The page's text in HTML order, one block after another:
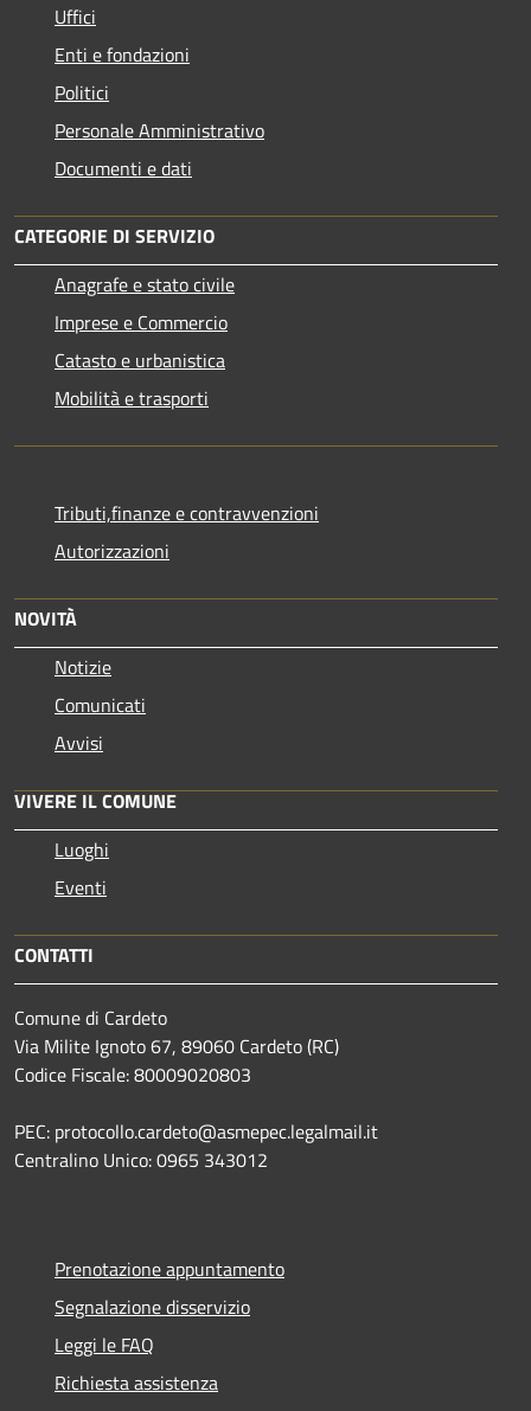
Uffici
Enti e fondazioni
Politici
Personale Amministrativo
Documenti e dati
CATEGORIE DI SERVIZIO
Anagrafe e stato civile
Imprese e Commercio
Catasto e urbanistica
Mobilità e trasporti
Tributi,finanze e contravvenzioni
Autorizzazioni
NOVITÀ
Notizie
Comunicati
Avvisi
VIVERE IL COMUNE
Luoghi
Eventi
CONTATTI
Comune di Cardeto
Via Milite Ignoto 67, 89060 Cardeto (RC)
Codice Fiscale: 80009020803
PEC: protocollo.cardeto@asmepec.legalmail.it
Centralino Unico: 0965 343012
Prenotazione appuntamento
Segnalazione disservizio
Leggi le FAQ
Richiesta assistenza